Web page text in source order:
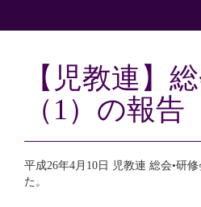
【児教連】
（1）の報告
平成26年4月10日 児教連 総会•研
た。